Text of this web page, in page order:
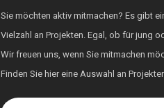
Sie möchten aktiv mitmachen? Es gibt
Vielzahl an Projekten. Egal, ob für jung
Wir freuen uns, wenn Sie mitmachen
Finden Sie hier eine Auswahl an